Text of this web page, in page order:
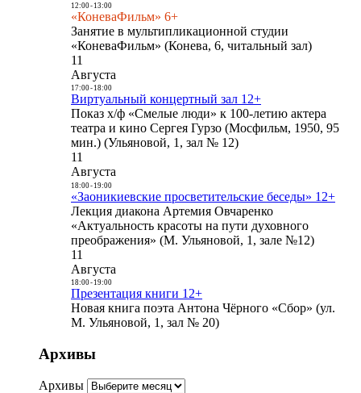
12:00- 13:00
«КоневаФильм» 6+
Занятие в мультипликационной студии
«КоневаФильм» (Конева, 6, читальный зал)
11
Августа
17:00- 18:00
Виртуальный концертный зал 12+
Показ х/ф «Смелые люди» к 100-летию актера
театра и кино Сергея Гурзо (Мосфильм, 1950, 95
мин.) (Ульяновой, 1, зал № 12)
11
Августа
18:00- 19:00
«Заоникиевские просветительские беседы» 12+
Лекция диакона Артемия Овчаренко
«Актуальность красоты на пути духовного
преображения» (М. Ульяновой, 1, зале №12)
11
Августа
18:00- 19:00
Презентация книги 12+
Новая книга поэта Антона Чёрного «Сбор» (ул.
М. Ульяновой, 1, зал № 20)
Архивы
Архивы